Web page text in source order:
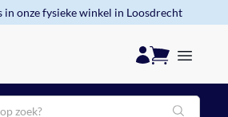
in onze fysieke winkel in Loosdrecht